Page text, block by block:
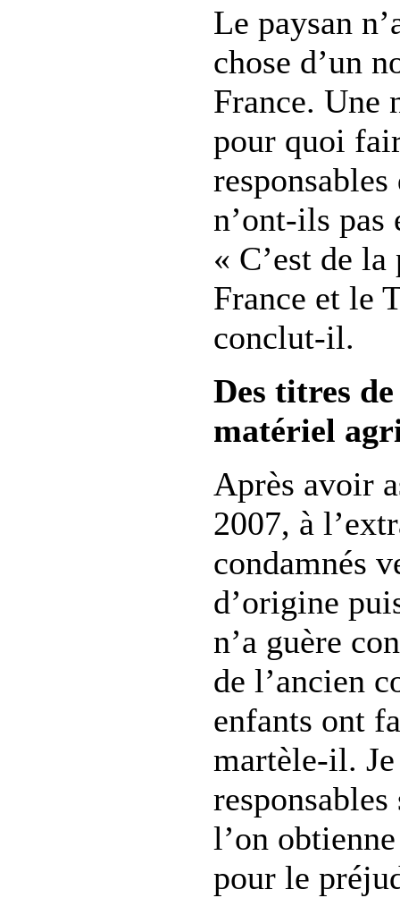
Le paysan
chose d’un
France. Une
pour quoi
n’ont-ils pas
« C’est de
France et le
conclut-il.
Des titres
matériel
Après avoir
2007, à
condamnés
d’origine
n’a guère
de l’ancien
enfants ont
martèle-il.
l’on
pour le